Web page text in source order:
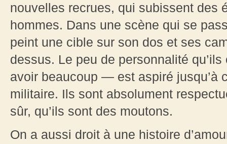
nouvelles recrues, qui subissent des
hommes. Dans une scène qui se
peint une cible sur son dos et ses
dessus. Le peu de personnalité
avoir beaucoup — est aspiré jusqu’à
militaire. Ils sont absolument
sûr, qu’ils sont des moutons.
On a aussi droit à une histoire